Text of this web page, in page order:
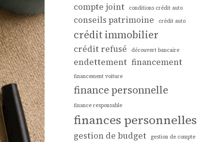
compte joint conditions crédit auto
conseils patrimoine crédit auto
crédit immobilier
crédit refusé découvert bancaire
endettement financement
financement voiture
finance personnelle
finance responsable
finances personnelles
gestion de budget gestion de compte